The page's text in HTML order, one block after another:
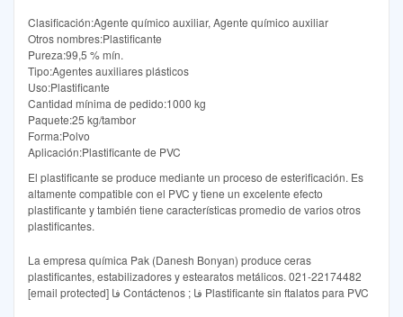
Clasificación:Agente químico auxiliar, Agente químico auxiliar
Otros nombres:Plastificante
Pureza:99,5 % mín.
Tipo:Agentes auxiliares plásticos
Uso:Plastificante
Cantidad mínima de pedido:1000 kg
Paquete:25 kg/tambor
Forma:Polvo
Aplicación:Plastificante de PVC
El plastificante se produce mediante un proceso de esterificación. Es
altamente compatible con el PVC y tiene un excelente efecto
plastificante y también tiene características promedio de varios otros
plastificantes.
La empresa química Pak (Danesh Bonyan) produce ceras
plastificantes, estabilizadores y estearatos metálicos. 021-22174482
[email protected] فا Contáctenos ; فا Plastificante sin ftalatos para PVC